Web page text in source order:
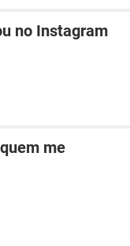
no Instagram
me